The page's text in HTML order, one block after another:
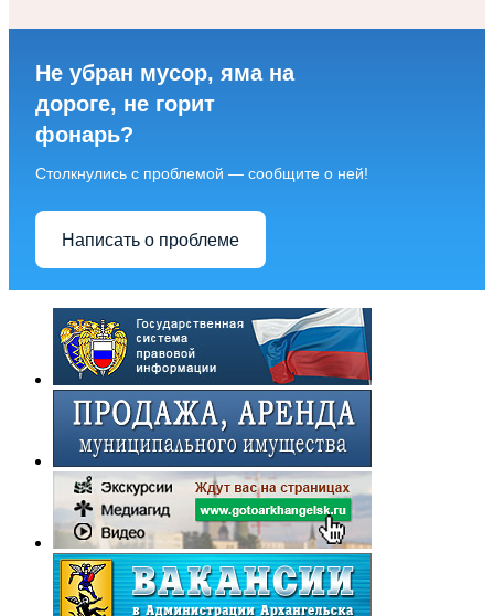
Не убран мусор, яма на
дороге, не горит
фонарь?
Столкнулись с проблемой — сообщите о ней!
Написать о проблеме